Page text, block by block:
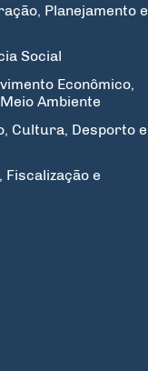
Planejamento e
Social
Econômico,
Ambiente
Cultura, Desporto e
e